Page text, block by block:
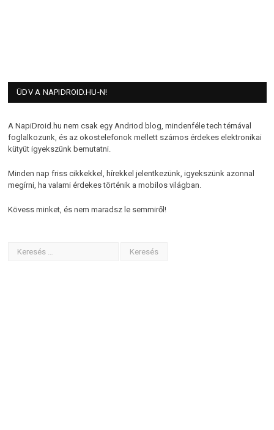
ÜDV A NAPIDROID.HU-N!
A NapiDroid.hu nem csak egy Andriod blog, mindenféle tech témával
foglalkozunk, és az okostelefonok mellett számos érdekes elektronikai
kütyüt igyekszünk bemutatni.
Minden nap friss cikkekkel, hírekkel jelentkezünk, igyekszünk azonnal
megírni, ha valami érdekes történik a mobilos világban.
Kövess minket, és nem maradsz le semmiről!